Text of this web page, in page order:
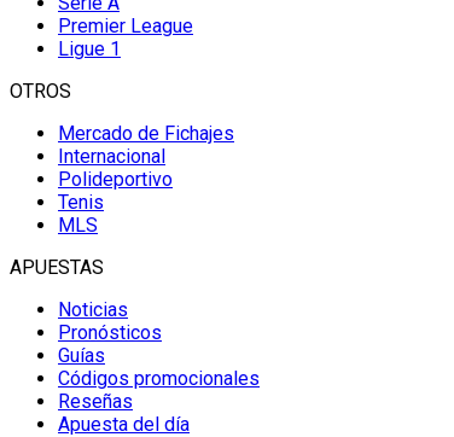
Premier League
Ligue 1
OTROS
Mercado de Fichajes
Internacional
Polideportivo
Tenis
MLS
APUESTAS
Noticias
Pronósticos
Guías
Códigos promocionales
Reseñas
Apuesta del día